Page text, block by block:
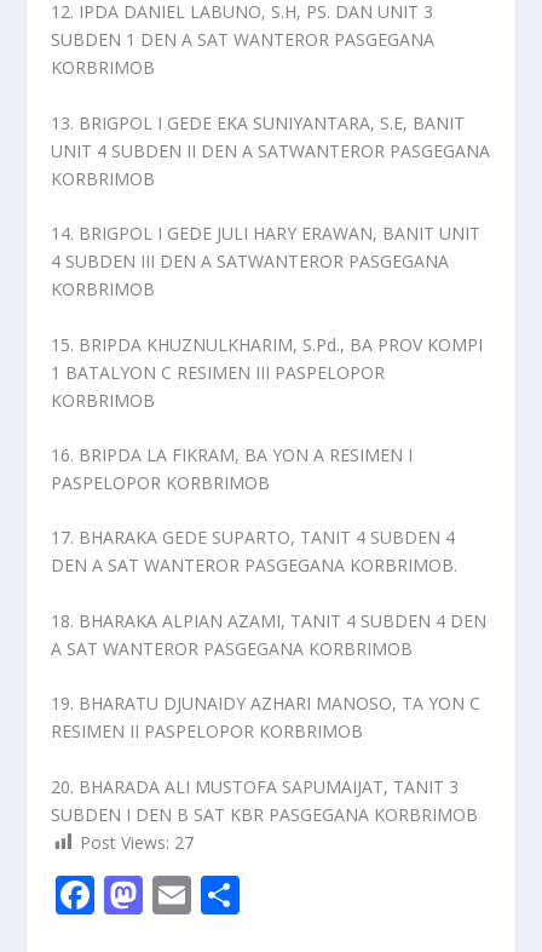
12. IPDA DANIEL LABUNO, S.H, PS. DAN UNIT 3
SUBDEN 1 DEN A SAT WANTEROR PASGEGANA
KORBRIMOB
13. BRIGPOL I GEDE EKA SUNIYANTARA, S.E, BANIT
UNIT 4 SUBDEN II DEN A SATWANTEROR PASGEGANA
KORBRIMOB
14. BRIGPOL I GEDE JULI HARY ERAWAN, BANIT UNIT
4 SUBDEN III DEN A SATWANTEROR PASGEGANA
KORBRIMOB
15. BRIPDA KHUZNULKHARIM, S.Pd., BA PROV KOMPI
1 BATALYON C RESIMEN III PASPELOPOR
KORBRIMOB
16. BRIPDA LA FIKRAM, BA YON A RESIMEN I
PASPELOPOR KORBRIMOB
17. BHARAKA GEDE SUPARTO, TANIT 4 SUBDEN 4
DEN A SAT WANTEROR PASGEGANA KORBRIMOB.
18. BHARAKA ALPIAN AZAMI, TANIT 4 SUBDEN 4 DEN
A SAT WANTEROR PASGEGANA KORBRIMOB
19. BHARATU DJUNAIDY AZHARI MANOSO, TA YON C
RESIMEN II PASPELOPOR KORBRIMOB
20. BHARADA ALI MUSTOFA SAPUMAIJAT, TANIT 3
SUBDEN I DEN B SAT KBR PASGEGANA KORBRIMOB
Post Views: 27
F M E